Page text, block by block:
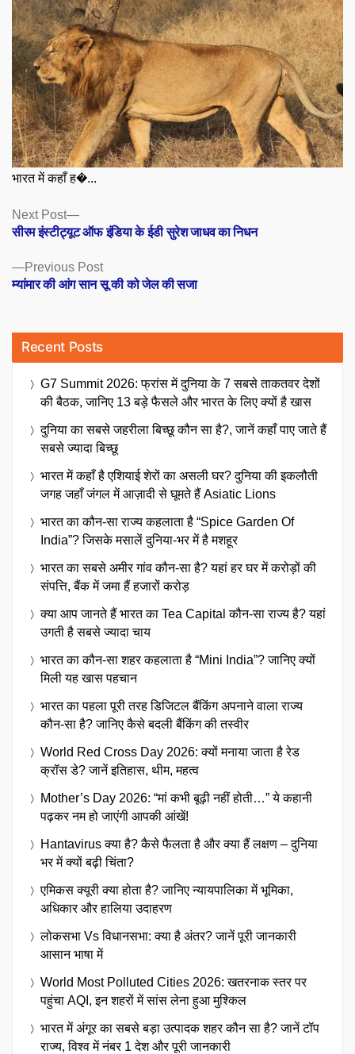
भारत में कहाँ ह�...
Posts
navigation
Previous PostPrevious
post:
म्यांमार की आंग सान सू की को जेल की सजा
Next Post
Next
post:
सीरम इंस्टीट्यूट ऑफ इंडिया के ईडी सुरेश जाधव का निधन
Recent Posts
G7 Summit 2026: फ्रांस में दुनिया के 7 सबसे ताकतवर देशों
की बैठक, जानिए 13 बड़े फैसले और भारत के लिए क्यों है खास
दुनिया का सबसे जहरीला बिच्छू कौन सा है?, जानें कहाँ पाए जाते हैं
सबसे ज्यादा बिच्छू
भारत में कहाँ है एशियाई शेरों का असली घर? दुनिया की इकलौती
जगह जहाँ जंगल में आज़ादी से घूमते हैं Asiatic Lions
भारत का कौन-सा राज्य कहलाता है “Spice Garden Of
India”? जिसके मसालें दुनिया-भर में है मशहूर
भारत का सबसे अमीर गांव कौन-सा है? यहां हर घर में करोड़ों की
संपत्ति, बैंक में जमा हैं हजारों करोड़
क्या आप जानते हैं भारत का Tea Capital कौन-सा राज्य है? यहां
उगती है सबसे ज्यादा चाय
भारत का कौन-सा शहर कहलाता है “Mini India”? जानिए क्यों
मिली यह खास पहचान
भारत का पहला पूरी तरह डिजिटल बैंकिंग अपनाने वाला राज्य
कौन-सा है? जानिए कैसे बदली बैंकिंग की तस्वीर
World Red Cross Day 2026: क्यों मनाया जाता है रेड
क्रॉस डे? जानें इतिहास, थीम, महत्व
Mother’s Day 2026: “मां कभी बूढ़ी नहीं होती…” ये कहानी
पढ़कर नम हो जाएंगी आपकी आंखें!
Hantavirus क्या है? कैसे फैलता है और क्या हैं लक्षण – दुनिया
भर में क्यों बढ़ी चिंता?
एमिकस क्यूरी क्या होता है? जानिए न्यायपालिका में भूमिका,
अधिकार और हालिया उदाहरण
लोकसभा Vs विधानसभा: क्या है अंतर? जानें पूरी जानकारी
आसान भाषा में
World Most Polluted Cities 2026: खतरनाक स्तर पर
पहुंचा AQI, इन शहरों में सांस लेना हुआ मुश्किल
भारत में अंगूर का सबसे बड़ा उत्पादक शहर कौन सा है? जानें टॉप
राज्य, विश्व में नंबर 1 देश और पूरी जानकारी